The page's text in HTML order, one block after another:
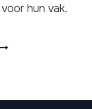
hun vak.